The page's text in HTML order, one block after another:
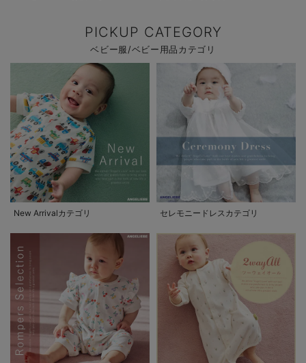
PICKUP CATEGORY
ベビー服/ベビー用品カテゴリ
New Arrivalカテゴリ セレモニードレスカテゴリ